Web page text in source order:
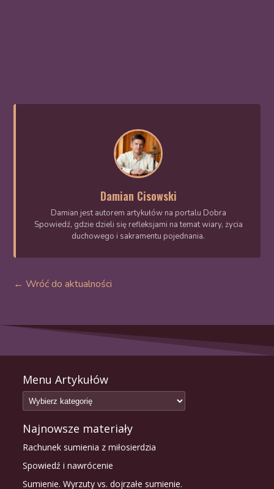
Damian Cisowski
Damian jest autorem artykułów na portalu Dobra
Spowiedź, gdzie dzieli się refleksjami na temat wiary, życia
duchowego i sakramentu pojednania.
← Wróć do aktualności
Menu Artykułów
Najnowsze materiały
Rachunek sumienia z miłosierdzia
Spowiedź i nawrócenie
Sumienie. Wyrzuty vs. dojrzałe sumienie.